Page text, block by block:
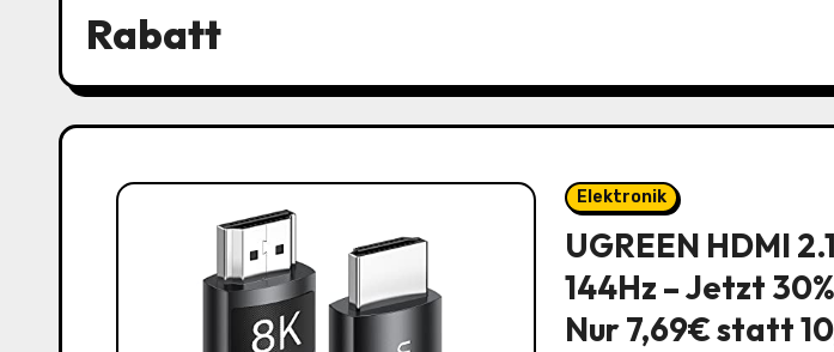
Rabatt
Elektronik
UGREEN HDMI
144Hz – Jetzt
Nur 7,69€ statt